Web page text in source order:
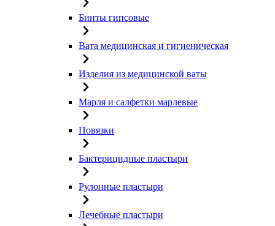
Бинты гипсовые
Вата медицинская и гигиеническая
Изделия из медицинской ваты
Марля и салфетки марлевые
Повязки
Бактерицидные пластыри
Рулонные пластыри
Лечебные пластыри